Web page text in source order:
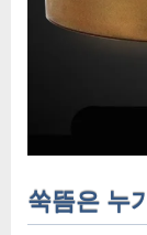
쑥뜸은 누